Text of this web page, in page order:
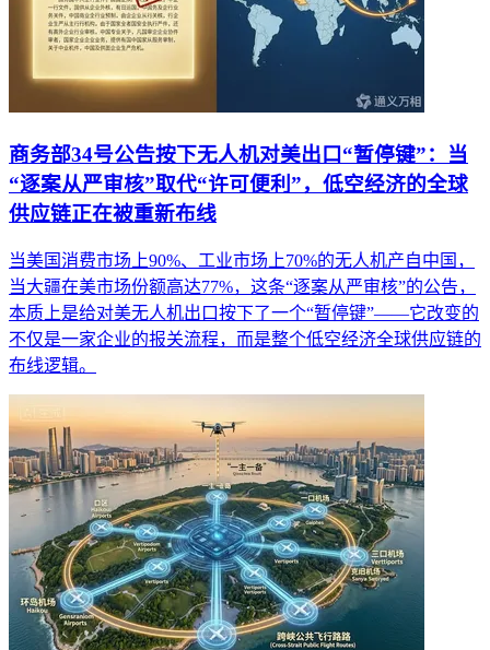
商务部34号公告按下无人机对美出口“暂停键”：当
“逐案从严审核”取代“许可便利”，低空经济的全球
供应链正在被重新布线
当美国消费市场上90%、工业市场上70%的无人机产自中国，
当大疆在美市场份额高达77%，这条“逐案从严审核”的公告，
本质上是给对美无人机出口按下了一个“暂停键”——它改变的
不仅是一家企业的报关流程，而是整个低空经济全球供应链的
布线逻辑。